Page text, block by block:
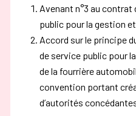
Avenant n°3 au
public pour la gestion
Accord sur le principe
de service public pour
de la fourrière
convention portant
d’autorités